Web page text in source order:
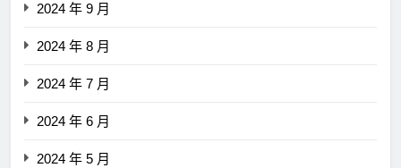
2024 年 9 月
2024 年 8 月
2024 年 7 月
2024 年 6 月
2024 年 5 月